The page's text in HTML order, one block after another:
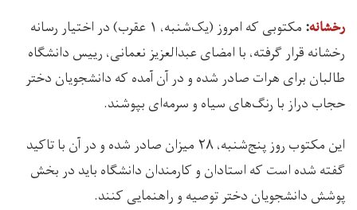
رخشانه:
مکتوبی که امروز (یک‌شنبه، ۱ عقرب) در اختیار رسانه
رخشانه قرار گرفته، با امضای عبدالعزیز نعمانی، رییس دانشگاه
طالبان برای هرات صادر شده و در آن آمده که دانشجویان دختر
حجاب دراز با رنگ‌های سیاه و سرمه‌ای بپوشند.
این مکتوب روز پنج‌شنبه، ۲۸ میزان صادر شده و در آن با تاکید
گفته شده است که استادان و کارمندان دانشگاه باید در بخش
پوشش دانشجویان دختر توصیه و راهنمایی کنند.